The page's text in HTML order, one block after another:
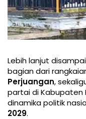
Lebih lanjut
bagian dari
Perjuangan,
partai di
dinamika politik
2029.